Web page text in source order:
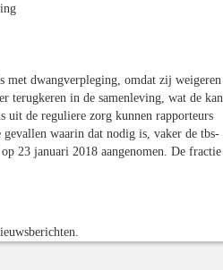
met dwangverpleging, omdat zij weigeren
terugkeren in de samenleving, wat de
uit de reguliere zorg kunnen rapporteurs
gevallen waarin dat nodig is, vaker de tbs-
23 januari 2018 aangenomen. De fractie